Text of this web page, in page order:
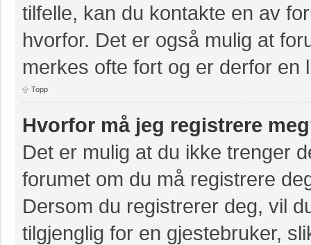
tilfelle, kan du kontakte en av
hvorfor. Det er også mulig at
merkes ofte fort og er derfor en
Topp
Hvorfor må jeg registrere
Det er mulig at du ikke trenger
forumet om du må registrere
Dersom du registrerer deg, vil
tilgjenglig for en gjestebruker,